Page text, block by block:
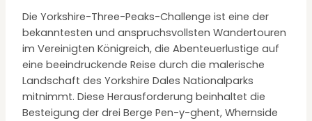
Die Yorkshire-Three-Peaks-Challenge ist eine der
bekanntesten und anspruchsvollsten Wandertouren
im Vereinigten Königreich, die Abenteuerlustige auf
eine beeindruckende Reise durch die malerische
Landschaft des Yorkshire Dales Nationalparks
mitnimmt. Diese Herausforderung beinhaltet die
Besteigung der drei Berge Pen-y-ghent, Whernside